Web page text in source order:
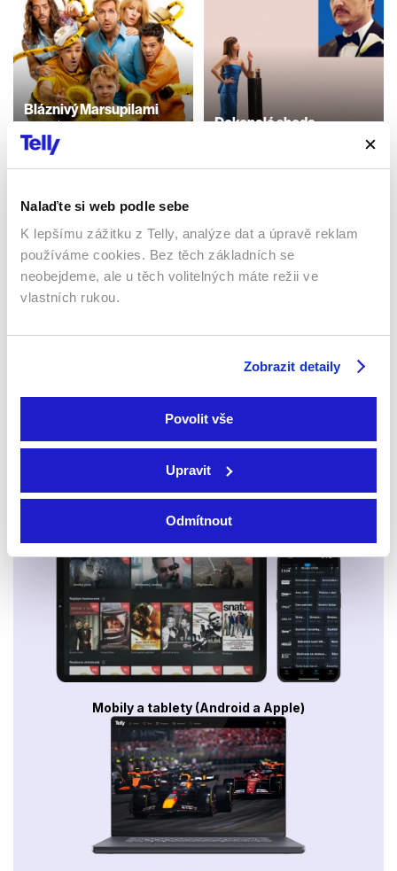
Nalaďte si web podle sebe
K lepšímu zážitku z Telly, analýze dat a úpravě reklam
používáme cookies. Bez těch základních se
neobejdeme, ale u těch volitelných máte režii ve
vlastních rukou.
Zobrazit detaily
Povolit vše
Upravit
Odmítnout
Bláznivý Marsupilami
Filmy / Dobrodružné /
Komedie
Dokonalá shoda
Sledujte kdekoliv až na 6 zařízeních
Sledovat internetovou televizi jde odkudkoliv
po celé EU, a to až na 6 zařízeních.
Smart TV - Android, Google, Samsung, LG, VIDAA
Mobily a tablety (Android a Apple)